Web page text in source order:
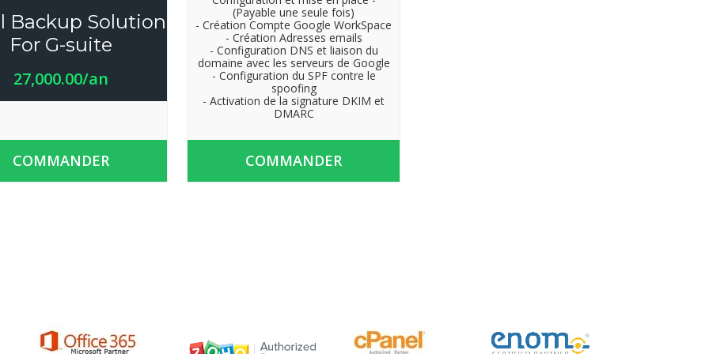
Backup Solution
For G-suite
27,000.00/an
COMMANDER
(Payable une seule fois)
- Création Compte Google WorkSpace
- Création Adresses emails
- Configuration DNS et liaison du
domaine avec les serveurs de Google
- Configuration du SPF contre le
spoofing
- Activation de la signature DKIM et
DMARC
COMMANDER